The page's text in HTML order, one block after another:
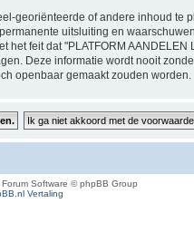
of andere inhoud
uitsluiting en
feit dat "PLATFORM
Deze informatie wordt nooit
openbaar gemaakt zouden worden.
Software © phpBB Group
Vertaling